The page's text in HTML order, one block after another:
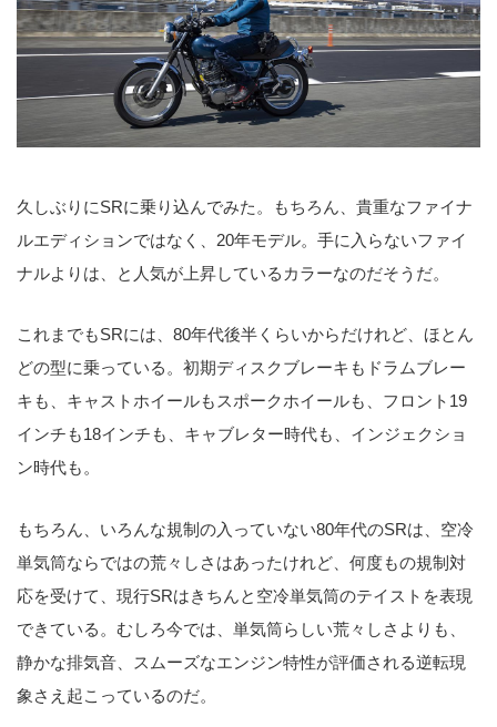
久しぶりにSRに乗り込んでみた。もちろん、貴重なファイナ
ルエディションではなく、20年モデル。手に入らないファイ
ナルよりは、と人気が上昇しているカラーなのだそうだ。
これまでもSRには、80年代後半くらいからだけれど、ほとん
どの型に乗っている。初期ディスクブレーキもドラムブレー
キも、キャストホイールもスポークホイールも、フロント19
インチも18インチも、キャブレター時代も、インジェクショ
ン時代も。
もちろん、いろんな規制の入っていない80年代のSRは、空冷
単気筒ならではの荒々しさはあったけれど、何度もの規制対
応を受けて、現行SRはきちんと空冷単気筒のテイストを表現
できている。むしろ今では、単気筒らしい荒々しさよりも、
静かな排気音、スムーズなエンジン特性が評価される逆転現
象さえ起こっているのだ。